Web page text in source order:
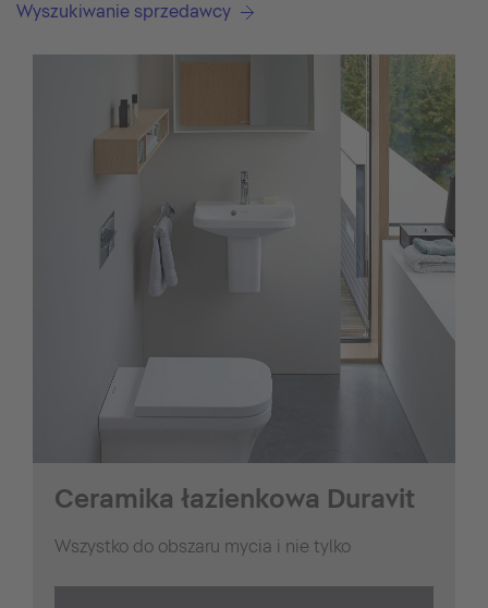
Wyszukiwanie sprzedawcy
Ceramika łazienkowa Duravit
Wszystko do obszaru mycia i nie tylko